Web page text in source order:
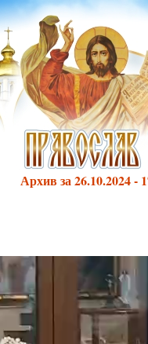
Архив за 26.10.2024 -